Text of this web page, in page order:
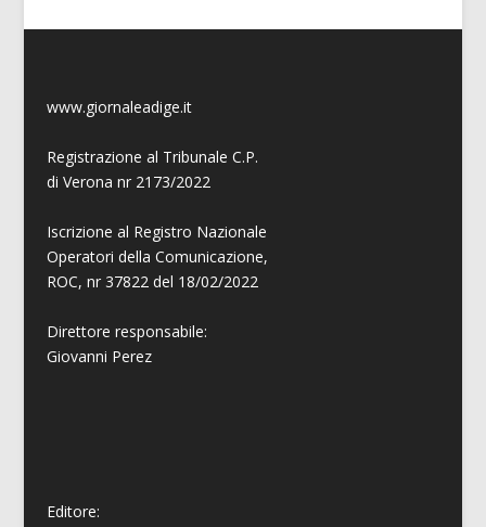
www.giornaleadige.it
Registrazione al Tribunale C.P.
di Verona nr 2173/2022
Iscrizione al Registro Nazionale
Operatori della Comunicazione,
ROC, nr 37822 del 18/02/2022
Direttore responsabile:
Giovanni Perez
Editore: